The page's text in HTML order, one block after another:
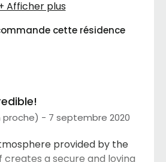
on behalf of the team
wonderful place and I
to anyone that
hesitation. Great job guys
cette résidence
proche) - 7 septembre 2020
provided by the
a secure and loving